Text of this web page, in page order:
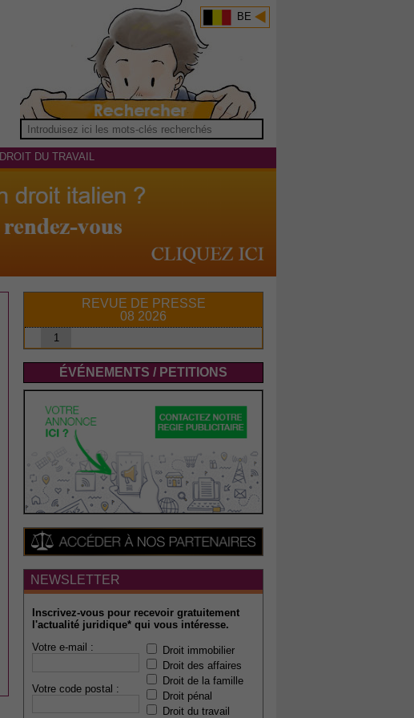
BE
DROIT DU TRAVAIL
REVUE DE PRESSE
08 2026
1
ÉVÉNEMENTS / PETITIONS
NEWSLETTER
Inscrivez-vous pour recevoir gratuitement
l'actualité juridique* qui vous intéresse.
Votre e-mail :
Votre code postal :
Droit immobilier
Droit des affaires
Droit de la famille
Droit pénal
Droit du travail